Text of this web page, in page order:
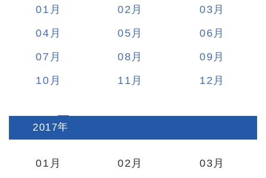
01 02
03
04
05
06
07
08
09
10
11 12
2017:
01 02
03